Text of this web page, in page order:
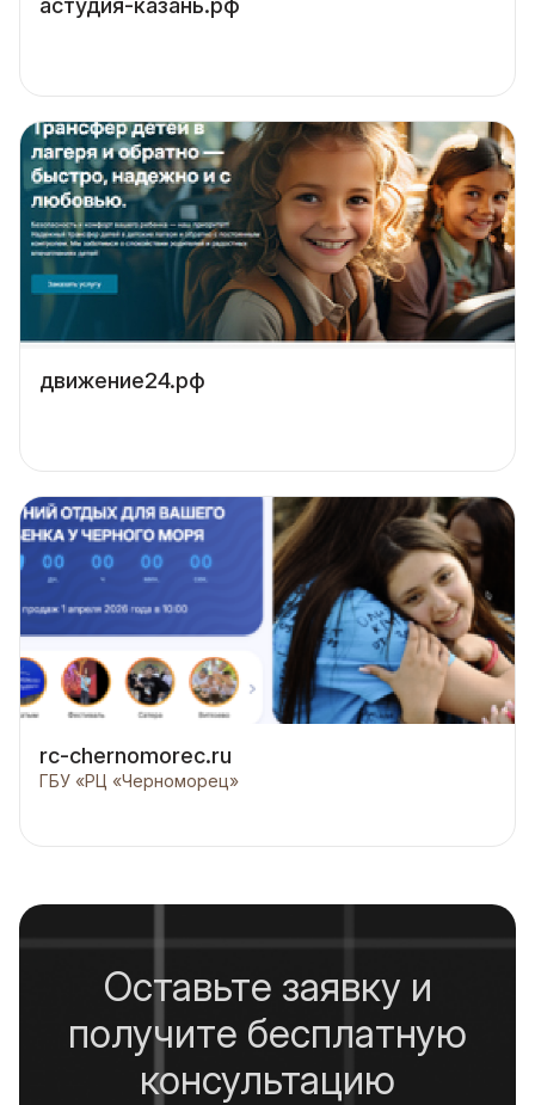
астудия-казань.рф
движение24.рф
rc-chernomorec.ru
ГБУ «РЦ «Черноморец»
Оставьте заявку и
получите бесплатную
консультацию